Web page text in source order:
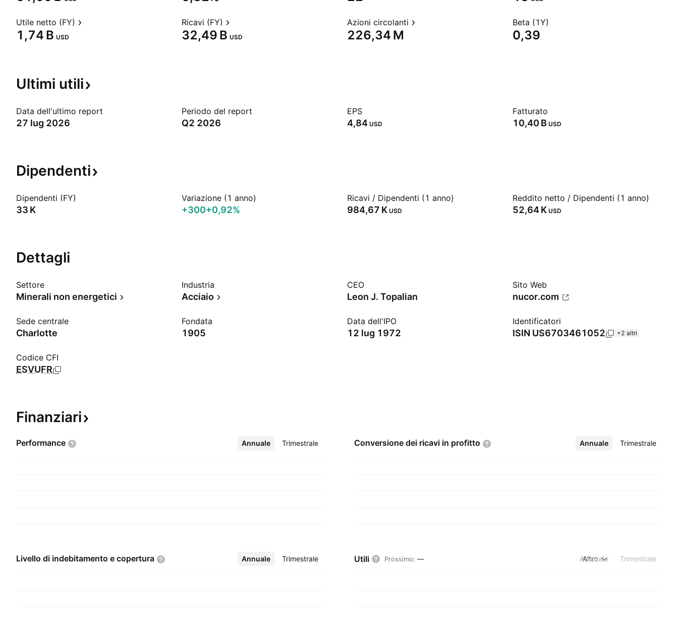
Utile netto (FY)
‪1,74 B‬ USD
Ricavi (FY)
‪32,49 B‬ USD
Azioni circolanti
‪226,34 M‬
Beta (1Y)
0,39
Ultimi utili
Data dell'ultimo report
27 lug 2026
Periodo del report
Q2 2026
EPS
4,84 USD
Fatturato
‪10,40 B‬ USD
Dipendenti
Dipendenti (FY)
‪33 K‬
Variazione (1 anno)
+300+0,92%
Ricavi / Dipendenti (1 anno)
‪984,67 K‬ USD
Reddito netto / Dipendenti (1 anno)
‪52,64 K‬ USD
Dettagli
Settore
Minerali non energetici
Industria
Acciaio
CEO
Leon J. Topalian
Sito Web
nucor.com
Sede centrale
Charlotte
Fondata
1905
Data dell'IPO
12 lug 1972
Identificatori
ISIN US6703461052 +2 altri
Codice CFI
ESVUFR
Finanziari
Performance Annuale Trimestrale
Altro Conversione dei ricavi in profitto Annuale Trimestrale
Altro
Livello di indebitamento e copertura Annuale Trimestrale
Altro Utili Prossimo: — Annuale Trimestrale
Altro